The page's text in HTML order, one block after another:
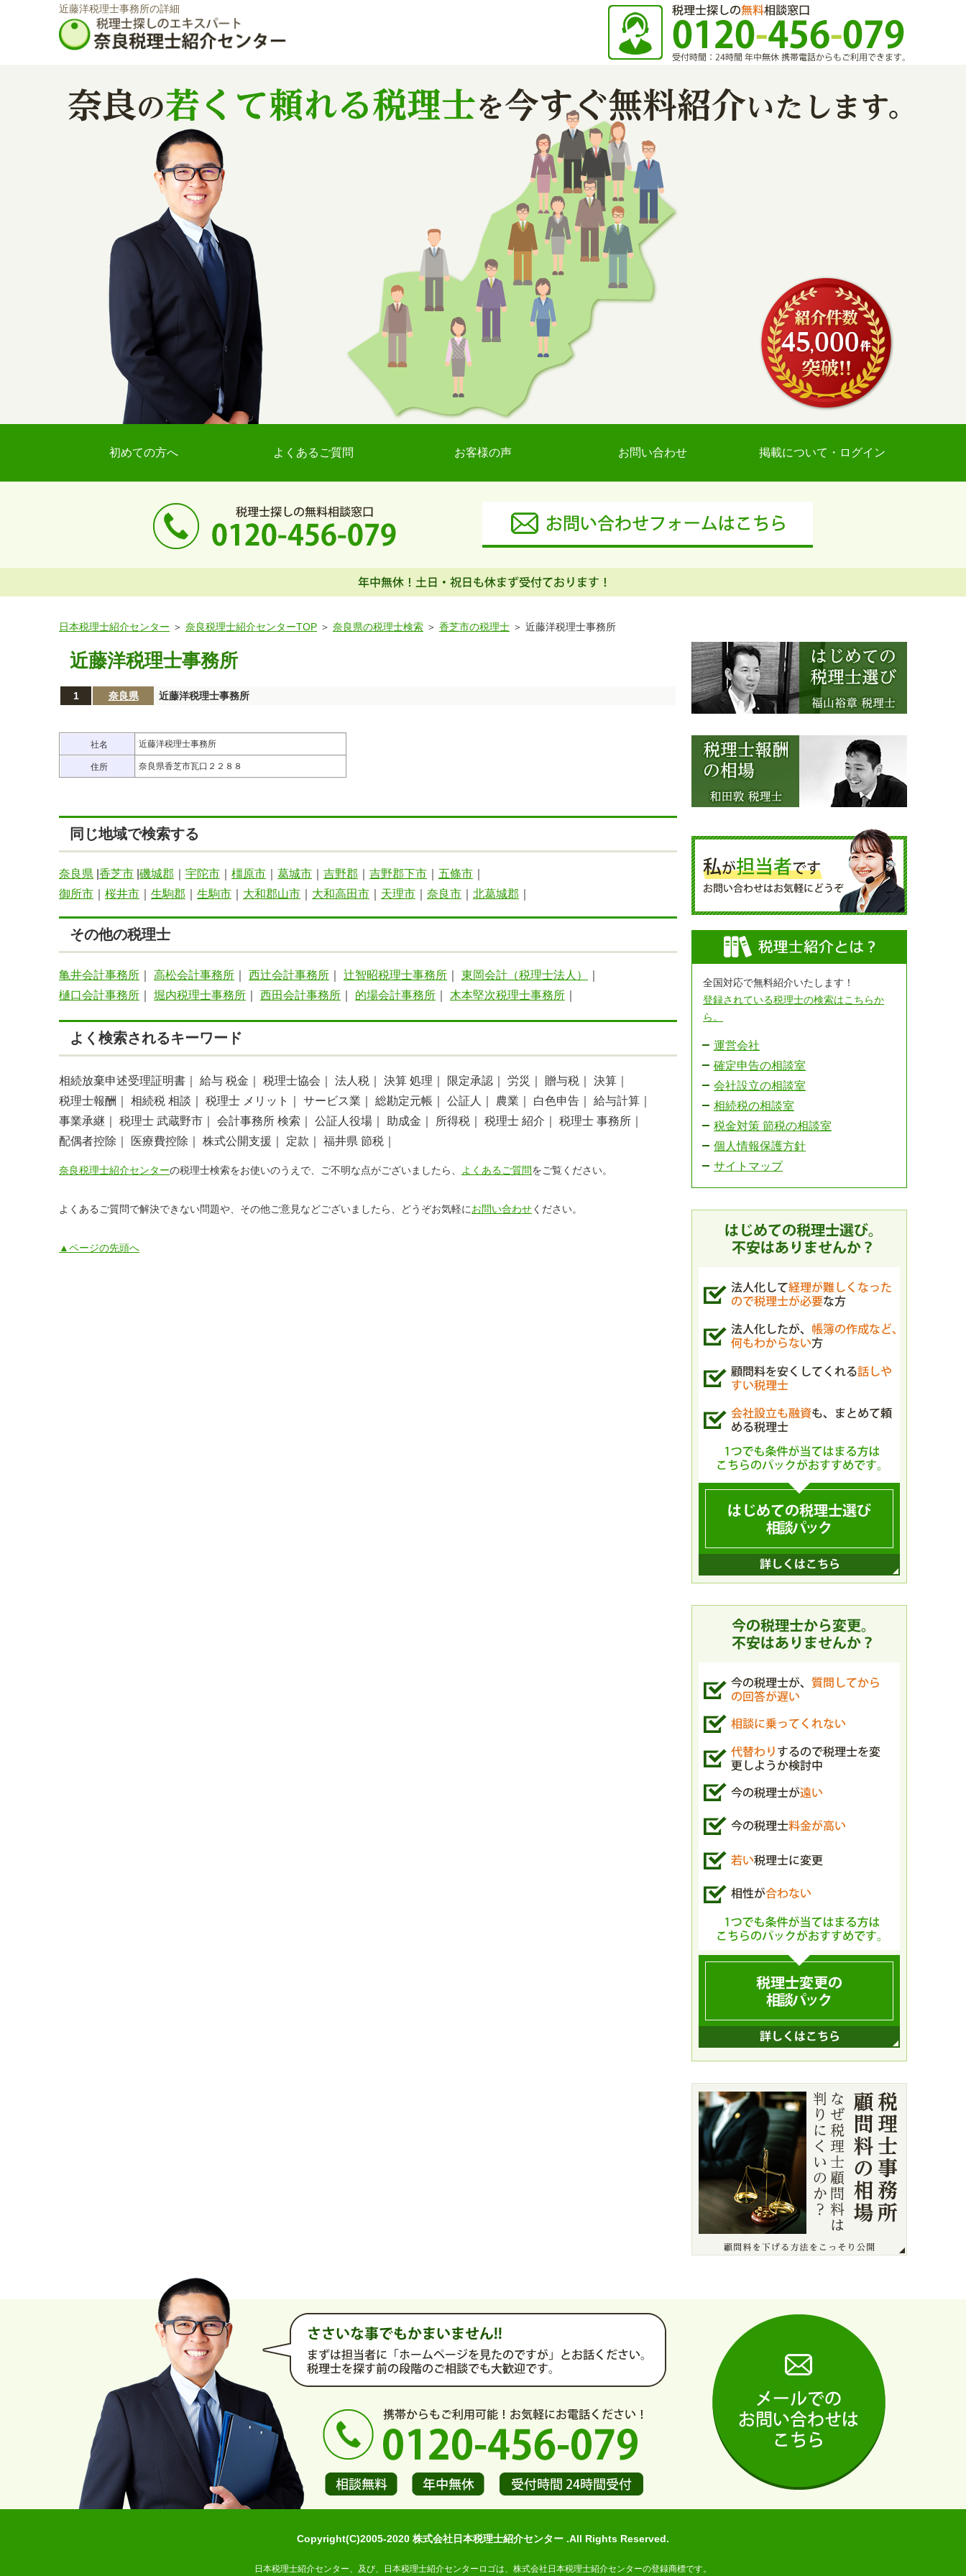
近藤洋税理士事務所の詳細
初めての方へ よくあるご質問 お客様の声 お問い合わせ 掲載について・ログイン
日本税理士紹介センター 奈良税理士紹介センターTOP 奈良県の税理士検索 香芝市の税理士 近藤洋税理士事務所
近藤洋税理士事務所
1 奈良県 近藤洋税理士事務所
社名 近藤洋税理士事務所
住所 奈良県香芝市瓦口２２８８
同じ地域で検索する
奈良県 香芝市 磯城郡 宇陀市 橿原市 葛城市 吉野郡 吉野郡下市 五條市
御所市
桜井市 生駒郡 生駒市 大和郡山市 大和高田市 天理市 奈良市 北葛城郡
その他の税理士
亀井会計事務所 高松会計事務所 西辻会計事務所 辻智昭税理士事務所 東岡会計（税理士法人）
樋口会計事務所
堀内税理士事務所 西田会計事務所 的場会計事務所 木本堅次税理士事務所
よく検索されるキーワード
相続放棄申述受理証明書｜ 給与 税金｜ 税理士協会｜ 法人税｜ 決算 処理｜ 限定承認｜ 労災｜ 贈与税｜
決算｜
税理士報酬｜
相続税 相談｜ 税理士 メリット｜ サービス業｜ 総勘定元帳｜ 公証人｜ 農業｜ 白色申告｜
給与計算｜
事業承継｜
税理士 武蔵野市｜ 会計事務所 検索｜ 公証人役場｜ 助成金｜ 所得税｜ 税理士 紹介｜
税理士 事務所｜
配偶者控除｜
医療費控除｜ 株式公開支援｜ 定款｜ 福井県 節税｜
奈良税理士紹介センターの税理士検索をお使いのうえで、ご不明な点がございましたら、 よくあるご質問をご覧ください。
よくあるご質問で解決できない問題や、その他ご意見などございましたら、どうぞお気軽にお問い合わせください。
▲ページの先頭へ
全国対応で無料紹介いたします！
登録されている税理士の検索はこちらか
ら。
運営会社
確定申告の相談室
会社設立の相談室
相続税の相談室
税金対策 節税の相談室
個人情報保護方針
サイトマップ
Copyright(C)2005-2020 株式会社日本税理士紹介センター .All Rights Reserved.
日本税理士紹介センター、及び、日本税理士紹介センターロゴは、株式会社日本税理士紹介センターの登録商標です。